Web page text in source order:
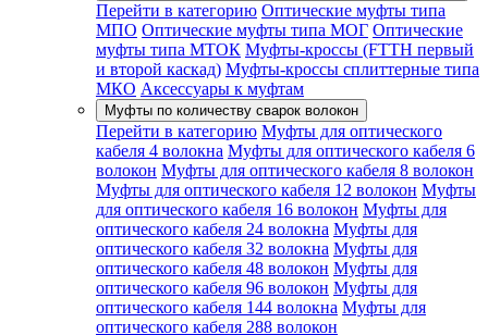
Перейти в категорию Оптические муфты типа
МПО Оптические муфты типа МОГ Оптические
муфты типа МТОК Муфты-кроссы (FTTH первый
и второй каскад) Муфты-кроссы сплиттерные типа
МКО Аксессуары к муфтам
Муфты по количеству сварок волокон
Перейти в категорию Муфты для оптического
кабеля 4 волокна Муфты для оптического кабеля 6
волокон Муфты для оптического кабеля 8 волокон
Муфты для оптического кабеля 12 волокон Муфты
для оптического кабеля 16 волокон Муфты для
оптического кабеля 24 волокна Муфты для
оптического кабеля 32 волокна Муфты для
оптического кабеля 48 волокон Муфты для
оптического кабеля 96 волокон Муфты для
оптического кабеля 144 волокна Муфты для
оптического кабеля 288 волокон